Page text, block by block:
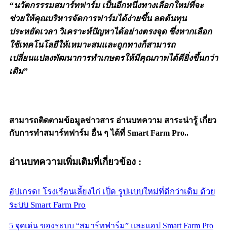
“นวัตกรรรมสมาร์ทฟาร์ม เป็นอีกหนึ่งทางเลือกใหม่ที่จะ
ช่วยให้คุณบริหารจัดการฟาร์มได้ง่ายขึ้น ลดต้นทุน
ประหยัดเวลา วิเคราะห์ปัญหาได้อย่างตรงจุด ซึ่งหากเลือก
ใช้เทคโนโลยีให้เหมาะสมและถูกทางก็สามารถ
เปลี่ยนแปลงพัฒนาการทำเกษตรให้มีคุณภาพได้ดียิ่งขึ้นกว่า
เดิม”
สามารถติดตามข้อมูลข่าวสาร อ่านบทความ สาระน่ารู้ เกี่ยว
กับการทำสมาร์ทฟาร์ม อื่น ๆ ได้ที่ Smart Farm Pro..
อ่านบทความเพิ่มเติมที่เกี่ยวข้อง :
อัปเกรด! โรงเรือนเลี้ยงไก่ เป็ด รูปแบบใหม่ที่ดีกว่าเดิม ด้วย
ระบบ Smart Farm Pro
5 จุดเด่น ของระบบ “สมาร์ทฟาร์ม” และแอป Smart Farm Pro